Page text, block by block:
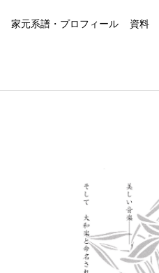
家元系譜・プロフィール 資料